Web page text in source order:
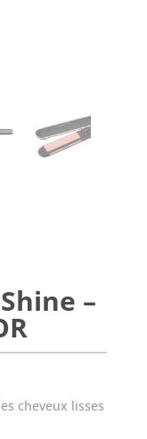
–
cheveux lisses